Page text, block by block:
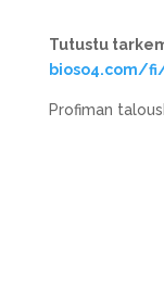
Tutustu
bioso4.com/
Profiman